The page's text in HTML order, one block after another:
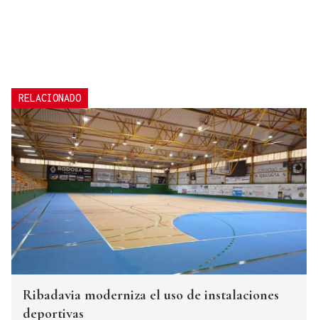
RELACIONADO
Ribadavia moderniza el uso de instalaciones
deportivas